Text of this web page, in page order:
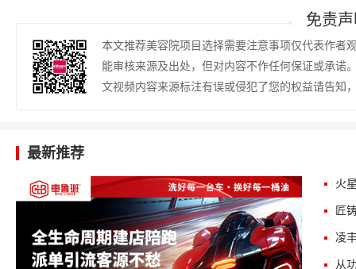
免责
本文推荐美容院项目选择需要注意事项仅代表作者
能审核来源及出处，但对内容不作任何保证或承诺
文视频内容来源标注有误或侵犯了您的权益请告知
最新推荐
火
匠